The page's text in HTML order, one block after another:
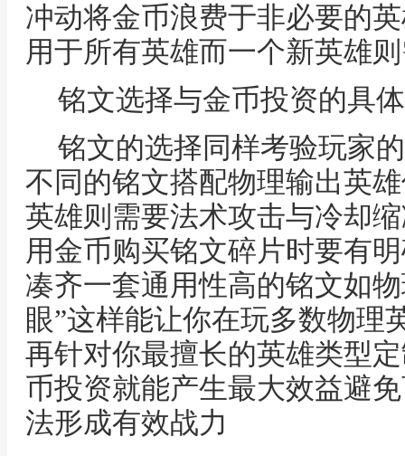
冲动将金币浪费于非必要的
用于所有英雄而一个新英雄
铭文选择与金币投资的具
铭文的选择同样考验玩家
不同的铭文搭配物理输出英
英雄则需要法术攻击与冷却
用金币购买铭文碎片时要有
凑齐一套通用性高的铭文如
眼”这样能让你在玩多数物理
再针对你最擅长的英雄类型
币投资就能产生最大效益避
法形成有效战力